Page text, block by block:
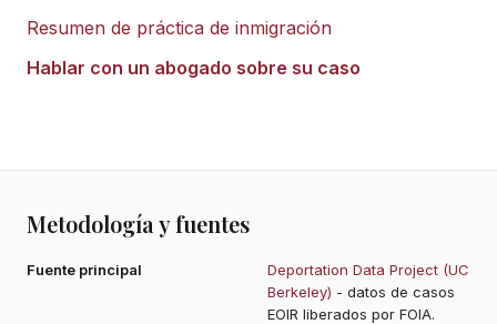
Resumen de práctica de inmigración
Hablar con un abogado sobre su caso
Metodología y fuentes
Fuente principal
Deportation Data Project (UC
Berkeley) - datos de casos
EOIR liberados por FOIA.